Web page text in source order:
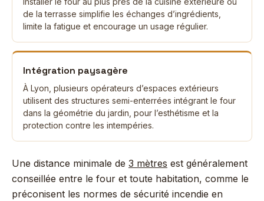
de la terrasse simplifie les échanges d’ingrédients,
limite la fatigue et encourage un usage régulier.
Intégration paysagère
À Lyon, plusieurs opérateurs d’espaces extérieurs
utilisent des structures semi-enterrées intégrant le four
dans la géométrie du jardin, pour l’esthétisme et la
protection contre les intempéries.
Une distance minimale de 3 mètres est généralement
conseillée entre le four et toute habitation, comme le
préconisent les normes de sécurité incendie en